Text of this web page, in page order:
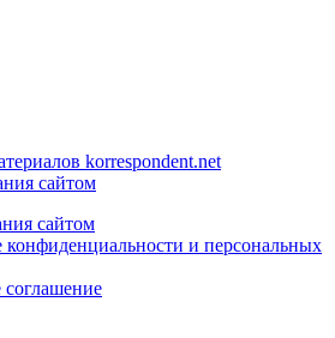
korrespondent.net
сайтом
сайтом
конфиденциальности и персональных
соглашение